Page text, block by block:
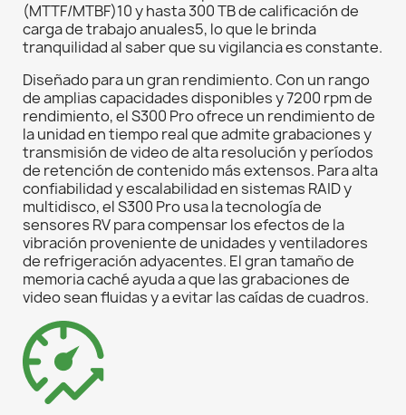
(MTTF/MTBF)10 y hasta 300 TB de calificación de
carga de trabajo anuales5, lo que le brinda
tranquilidad al saber que su vigilancia es constante.
Diseñado para un gran rendimiento. Con un rango
de amplias capacidades disponibles y 7200 rpm de
rendimiento, el S300 Pro ofrece un rendimiento de
la unidad en tiempo real que admite grabaciones y
transmisión de video de alta resolución y períodos
de retención de contenido más extensos. Para alta
confiabilidad y escalabilidad en sistemas RAID y
multidisco, el S300 Pro usa la tecnología de
sensores RV para compensar los efectos de la
vibración proveniente de unidades y ventiladores
de refrigeración adyacentes. El gran tamaño de
memoria caché ayuda a que las grabaciones de
video sean fluidas y a evitar las caídas de cuadros.